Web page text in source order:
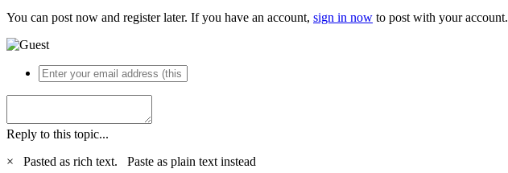
You can post now and register later. If you have an account, sign in now to post with your account.
Reply to this topic...
×
Pasted as rich text. Paste as plain text instead